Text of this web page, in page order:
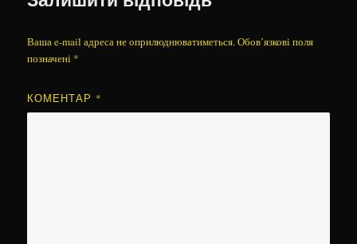
Ваша e-mail адреса не оприлюднюватиметься.Обов’язкові поля
позначені *
КОМЕНТАР *